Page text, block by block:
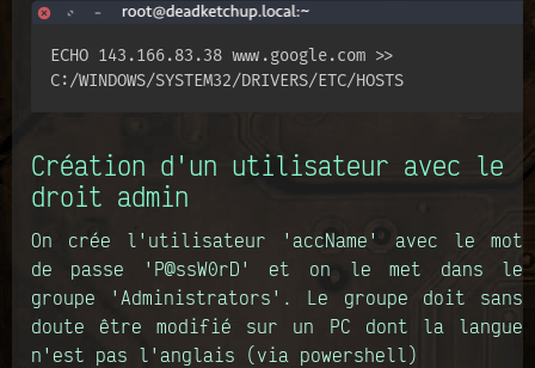
ECHO 143.166.83.38 www.google.com >>
C:/WINDOWS/SYSTEM32/DRIVERS/ETC/HOSTS
Création d'un utilisateur avec le
droit admin
On crée l'utilisateur 'accName' avec le mot
de passe 'P@ssW0rD' et on le met dans le
groupe 'Administrators'. Le groupe doit sans
doute être modifié sur un PC dont la langue
n'est pas l'anglais (via powershell)